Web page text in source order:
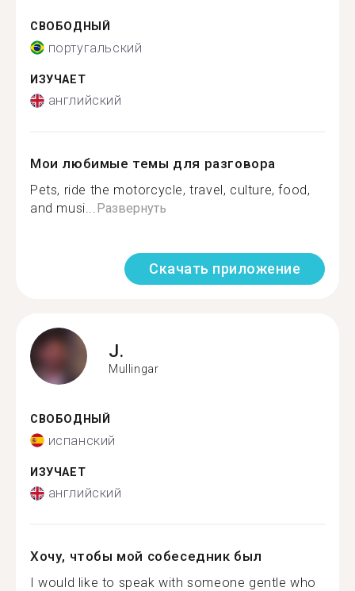
СВОБОДНЫЙ
португальский
ИЗУЧАЕТ
английский
Мои любимые темы для разговора
Pets, ride the motorcycle, travel, culture, food,
and musi...Развернуть
Скачать приложение
J.
Mullingar
СВОБОДНЫЙ
испанский
ИЗУЧАЕТ
английский
Хочу, чтобы мой собеседник был
I would like to speak with someone gentle who